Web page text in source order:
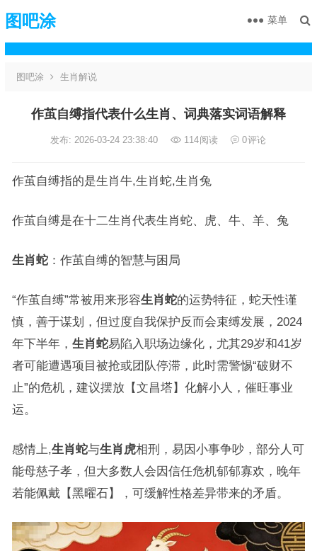
图吧涂 菜单
图吧涂 生肖解说
作茧自缚指代表什么生肖、词典落实词语解释
发布: 2026-03-24 23:38:40 114阅读 0评论
作茧自缚指的是生肖牛,生肖蛇,生肖兔
作茧自缚是在十二生肖代表生肖蛇、虎、牛、羊、兔
生肖蛇：作茧自缚的智慧与困局
“作茧自缚”常被用来形容生肖蛇的运势特征，蛇天性谨
慎，善于谋划，但过度自我保护反而会束缚发展，2024
年下半年， 生肖蛇易陷入职场边缘化，尤其29岁和41岁
者可能遭遇项目被抢或团队停滞，此时需警惕“破财不
止”的危机，建议摆放【文昌塔】化解小人，催旺事业
运。
感情上,生肖蛇与生肖虎相刑，易因小事争吵，部分人可
能母慈子孝，但大多数人会因信任危机郁郁寡欢，晚年
若能佩戴【黑曜石】，可缓解性格差异带来的矛盾。